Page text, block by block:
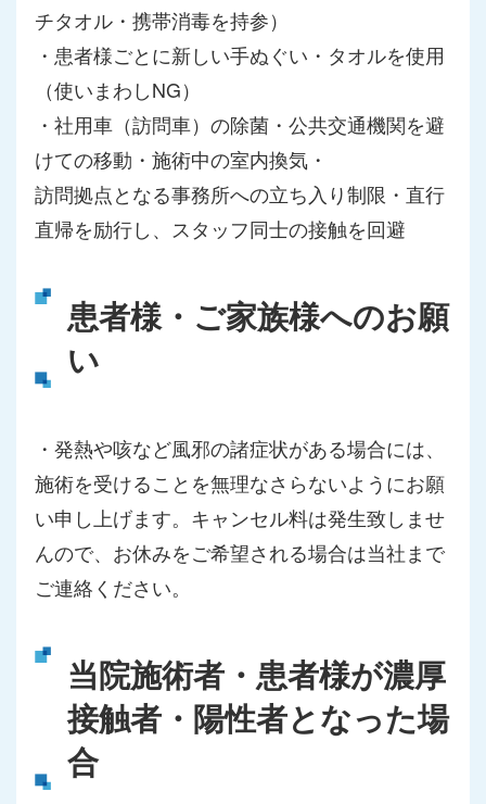
チタオル・携帯消毒を持参）
・患者様ごとに新しい手ぬぐい・タオルを使用
（使いまわしNG）
・社用車（訪問車）の除菌・公共交通機関を避
けての移動・施術中の室内換気・
訪問拠点となる事務所への立ち入り制限・直行
直帰を励行し、スタッフ同士の接触を回避
患者様・ご家族様へのお願
い
・発熱や咳など風邪の諸症状がある場合には、
施術を受けることを無理なさらないようにお願
い申し上げます。キャンセル料は発生致しませ
んので、お休みをご希望される場合は当社まで
ご連絡ください。
当院施術者・患者様が濃厚
接触者・陽性者となった場
合